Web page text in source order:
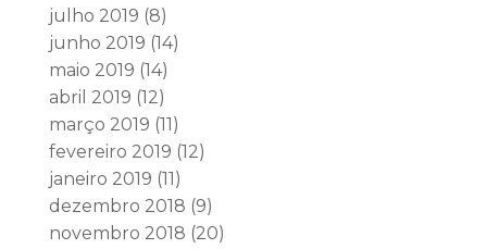
julho 2019 (8)
junho 2019 (14)
maio 2019 (14)
abril 2019 (12)
março 2019 (11)
fevereiro 2019 (12)
janeiro 2019 (11)
dezembro 2018 (9)
novembro 2018 (20)